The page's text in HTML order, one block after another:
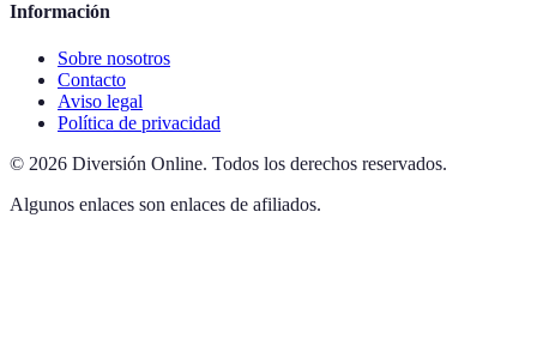
Información
Sobre nosotros
Contacto
Aviso legal
Política de privacidad
© 2026 Diversión Online. Todos los derechos reservados.
Algunos enlaces son enlaces de afiliados.